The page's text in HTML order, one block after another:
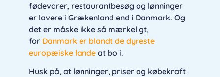
fødevarer, restaurantbesøg og lønninger
er lavere i Grækenland end i Danmark. Og
det er måske ikke så mærkeligt,
for Danmark er blandt de dyreste
europæiske lande at bo i.
Husk på, at lønninger, priser og købekraft